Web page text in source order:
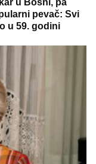
u Bosni, pa
pevač: Svi
u 59. godini